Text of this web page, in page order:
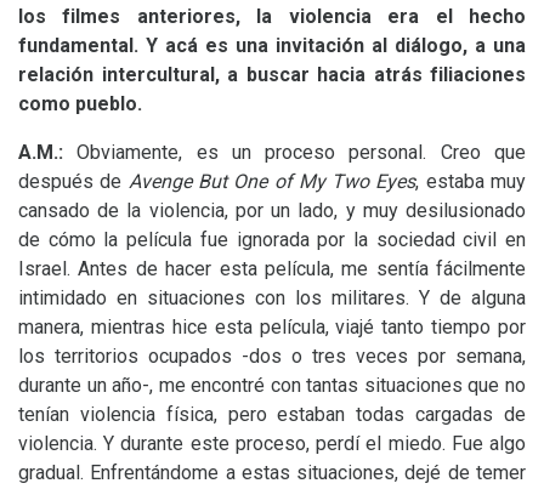
los filmes anteriores, la violencia era el hecho
fundamental. Y acá es una invitación al diálogo, a una
relación intercultural, a buscar hacia atrás filiaciones
como pueblo.
A.M.: Obviamente, es un proceso personal. Creo que
después de Avenge But One of My Two Eyes, estaba muy
cansado de la violencia, por un lado, y muy desilusionado
de cómo la película fue ignorada por la sociedad civil en
Israel. Antes de hacer esta película, me sentía fácilmente
intimidado en situaciones con los militares. Y de alguna
manera, mientras hice esta película, viajé tanto tiempo por
los territorios ocupados -dos o tres veces por semana,
durante un año-, me encontré con tantas situaciones que no
tenían violencia física, pero estaban todas cargadas de
violencia. Y durante este proceso, perdí el miedo. Fue algo
gradual. Enfrentándome a estas situaciones, dejé de temer